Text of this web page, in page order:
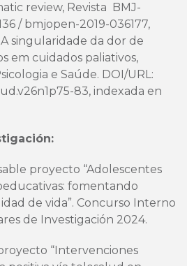
review, Revista BMJ-
/ bmjopen-2019-036177,
singularidade da dor de
em cuidados paliativos,
e Saúde. DOI/URL:
83, indexada en
proyecto “Adolescentes
fomentando
de vida”. Concurso Interno
de Investigación 2024.
“Intervenciones